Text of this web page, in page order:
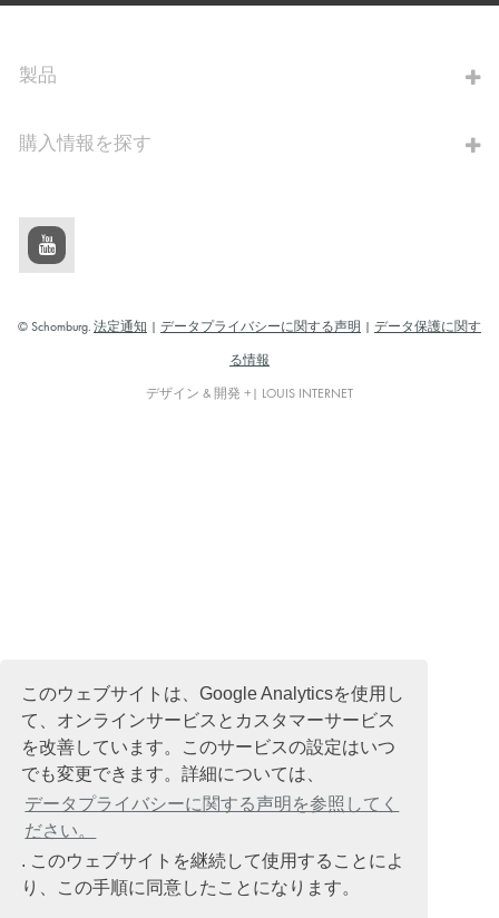
このウェブサイトは、Google Analyticsを使用し
て、オンラインサービスとカスタマーサービス
を改善しています。このサービスの設定はいつ
でも変更できます。詳細については、
データプライバシーに関する声明を参照してく
ださい。
. このウェブサイトを継続して使用することによ
り、この手順に同意したことになります。
製品
購入情報を探す
© Schomburg. 法定通知 データプライバシーに関する声明 データ保護に関す
る情報
デザイン & 開発 +| LOUIS INTERNET